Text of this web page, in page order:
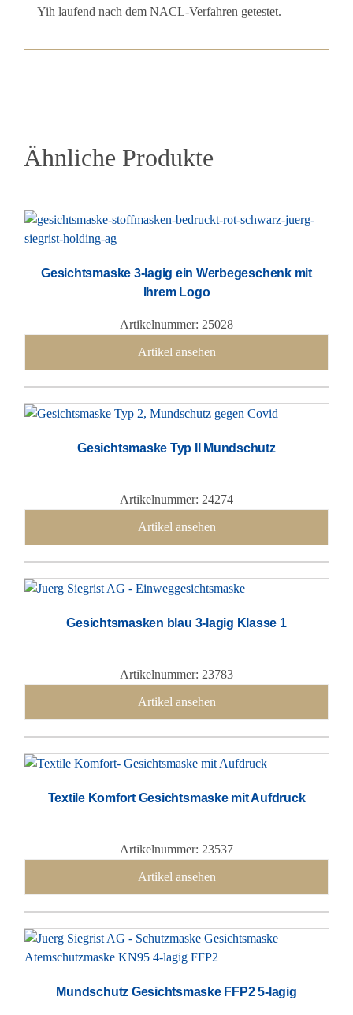
Yih laufend nach dem NACL-Verfahren getestet.
Ähnliche Produkte
Gesichtsmaske 3-lagig ein Werbegeschenk mit
Ihrem Logo
Artikelnummer: 25028
Artikel ansehen
Gesichtsmaske Typ II Mundschutz
Artikelnummer: 24274
Artikel ansehen
Gesichtsmasken blau 3-lagig Klasse 1
Artikelnummer: 23783
Artikel ansehen
Textile Komfort Gesichtsmaske mit Aufdruck
Artikelnummer: 23537
Artikel ansehen
Mundschutz Gesichtsmaske FFP2 5-lagig